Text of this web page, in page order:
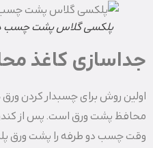
پلکسی گلاس پشت چسب
جداسازی کاغذ
اولین روش برای چسبدار کردن
محافظ پشت ورق است. پس از
وقت چسب دو طرفه را پشت ورق